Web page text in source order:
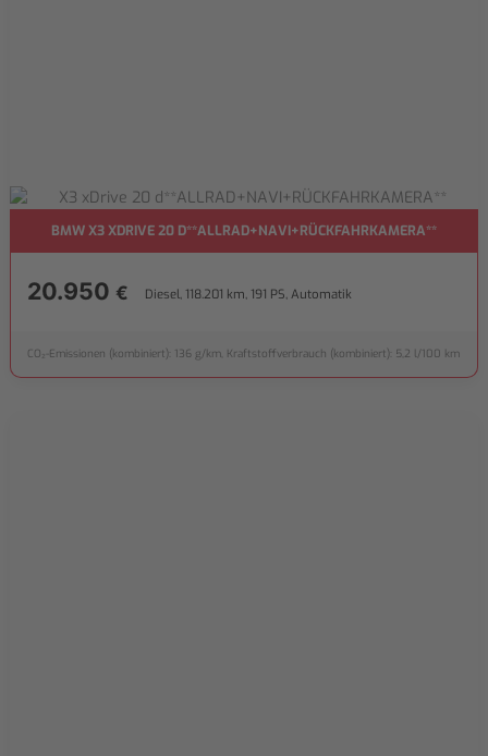
BMW X3 XDRIVE 20 D**ALLRAD+NAVI+RÜCKFAHRKAMERA**
20.950 € Diesel, 118.201 km, 191 PS, Automatik
CO₂-Emissionen (kombiniert): 136 g/km, Kraftstoffverbrauch (kombiniert): 5,2 l/100 km